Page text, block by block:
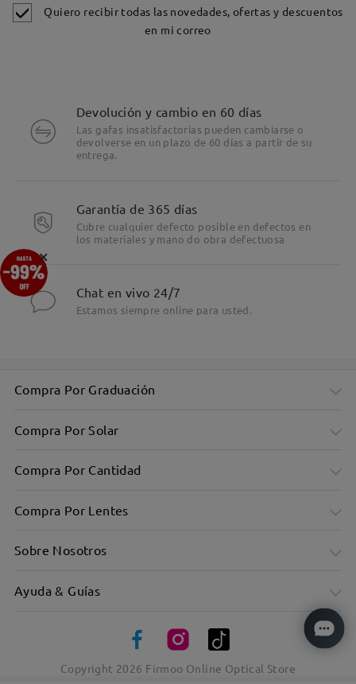
El acetato garantiza comodidad y durabilidad.
Las patillas anchas equilibran las proporciones con un toque
moderno.
Quiero recibir todas las novedades, ofertas y descuentos
en mi correo
Devolución y cambio en 60 días
Las gafas insatisfactorias pueden cambiarse o
devolverse en un plazo de 60 días a partir de su
entrega.
Garantía de 365 días
Cubre cualquier defecto posible en defectos en
los materiales y mano do obra defectuosa
Chat en vivo 24/7
Estamos siempre online para usted.
Compra Por Graduación
Compra Por Solar
Compra Por Cantidad
Compra Por Lentes
Sobre Nosotros
Ayuda & Guías
Copyright 2026 Firmoo Online Optical Store
×